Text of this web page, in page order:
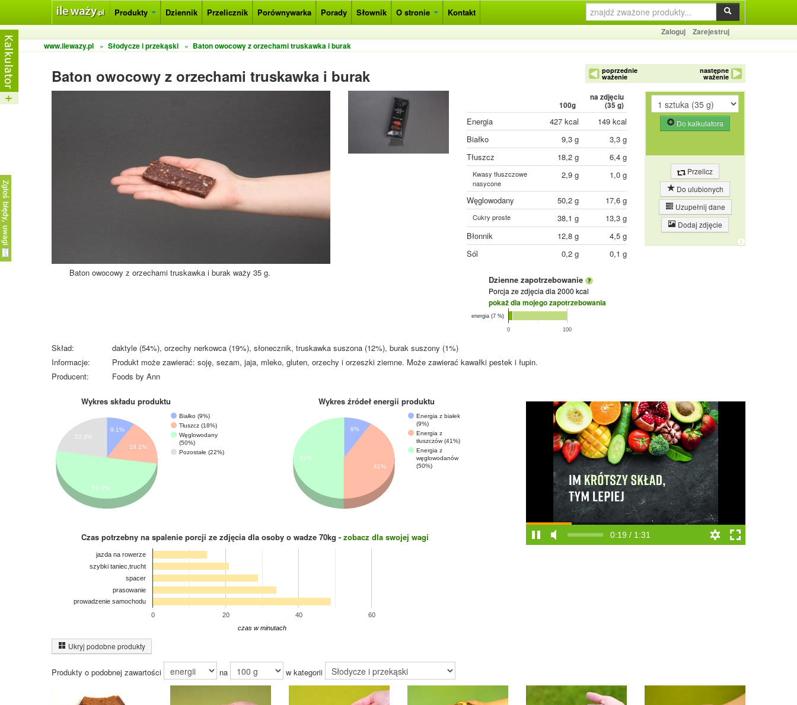
Produkty Dziennik Przelicznik Porównywarka Porady Słownik O stronie Kontakt
Zaloguj
Zarejestruj
www.ilewazy.pl
» Słodycze i przekąski » Baton owocowy z orzechami truskawka i burak
Baton owocowy z orzechami truskawka i burak poprzednie
ważenie
następne
ważenie
Baton owocowy z orzechami truskawka i burak waży 35 g.
100g
na zdjęciu
(35 g)
Energia 427 kcal
149 kcal
Białko
9,3 g
3,3 g
Tłuszcz
18,2 g 6,4 g
Kwasy tłuszczowe
nasycone
2,9 g 1,0 g
Węglowodany 50,2 g 17,6 g
Cukry proste 38,1 g
13,3 g
Błonnik
12,8 g
4,5 g
Sól
0,2 g 0,1 g
Dzienne zapotrzebowanie
Porcja ze zdjęcia dla 2000 kcal
pokaż dla mojego zapotrzebowania
0 100
energia (7 %)
Do kalkulatora
Przelicz
Do ulubionych
Uzupełnij dane
Dodaj zdjęcie
Skład:
daktyle (54%), orzechy nerkowca (19%), słonecznik, truskawka suszona (12%), burak suszony (1%)
Informacje:
Produkt może zawierać: soję, sezam, jaja, mleko, gluten, orzechy i orzeszki ziemne. Może zawierać kawałki pestek i łupin.
Producent:
Foods by Ann
Wykres składu produktu
Białko (9%)
Tłuszcz (18%)
Węglowodany
(50%)
Pozostałe (22%)
9.1%
18.2%
22.2%
50.5%
Wykres źródeł energii produktu
Energia z białek
(9%)
Energia z
tłuszczów (41%)
Energia z
węglowodanów
(50%)
9%
50%
41%
Czas potrzebny na spalenie porcji ze zdjęcia dla osoby o wadze 70kg - zobacz dla swojej wagi
0 20 40 60
jazda na rowerze
szybki taniec,trucht
spacer
prasowanie
prowadzenie samochodu
czas w minutach
0:19 / 1:31
Ukryj podobne produkty
Produkty o podobnej zawartości na w kategorii